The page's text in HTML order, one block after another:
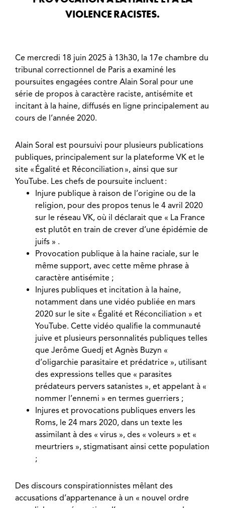
VIOLENCE RACISTES.
Ce mercredi 18 juin 2025 à 13h30, la 17e chambre du
tribunal correctionnel de Paris a examiné les
poursuites engagées contre Alain Soral pour une
série de propos à caractère raciste, antisémite et
incitant à la haine, diffusés en ligne principalement au
cours de l’année 2020.
Alain Soral est poursuivi pour plusieurs publications
publiques, principalement sur la plateforme VK et le
site « Égalité et Réconciliation », ainsi que sur
YouTube. Les chefs de poursuite incluent :
Injure publique à raison de l’origine ou de la
religion, pour des propos tenus le 4 avril 2020
sur le réseau VK, où il déclarait que « La France
est plutôt en train de crever d’une épidémie de
juifs » .
Provocation publique à la haine raciale, sur le
même support, avec cette même phrase à
caractère antisémite ;
Injures publiques et incitation à la haine,
notamment dans une vidéo publiée en mars
2020 sur le site « Égalité et Réconciliation » et
YouTube. Cette vidéo qualifie la communauté
juive et plusieurs personnalités publiques telles
que Jerôme Guedj et Agnès Buzyn «
d’oligarchie parasitaire et prédatrice », utilisant
des expressions telles que « parasites
prédateurs pervers satanistes », et appelant à «
nommer l’ennemi » en termes guerriers ;
Injures et provocations publiques envers les
Roms, le 24 mars 2020, dans un texte les
assimilant à des « virus », des « voleurs » et «
meurtriers », stigmatisant ainsi cette population
;
Des discours conspirationnistes mêlant des
accusations d’appartenance à un « nouvel ordre